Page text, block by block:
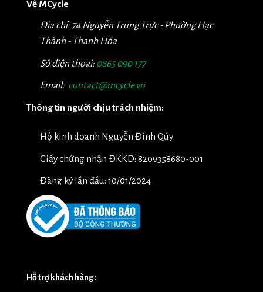
Về MCycle
Địa chỉ: 74 Nguyễn Trung Trực - Phường Hạc
Thành - Thanh Hóa
Số điện thoại: 0865 090 177
Email: contact@mcycle.vn
Thông tin người chịu trách nhiệm:
Hộ kinh doanh Nguyễn Đình Qúy
Giấy chứng nhận ĐKKD: 8209358680-001
Đăng ký lần đầu: 10/01/2024
Hỗ trợ khách hàng: